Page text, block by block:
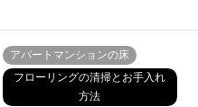
アパートマンションの床
フローリングの清掃とお手入れ
方法